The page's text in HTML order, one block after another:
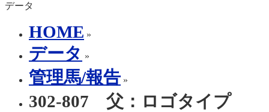
データ
HOME »
データ »
管理馬/報告 »
302-807 父：ロゴタイプ